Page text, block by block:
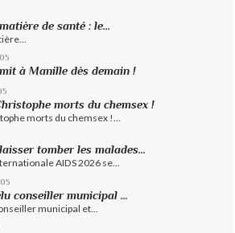
de santé : le...
à Manille dès demain !
morts du chemsex !
morts du chemsex !...
tomber les malades...
AIDS 2026 se...
conseiller municipal ...
municipal et...